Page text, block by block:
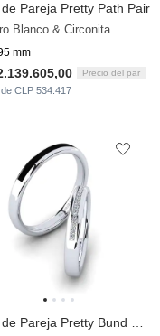
Pareja Pretty Path Pair
Blanco & Circonita
mm
Precio del par
CLP 534.417